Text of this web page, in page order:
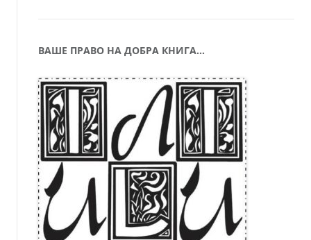
ВАШЕ ПРАВО НА ДОБРА КНИГА…